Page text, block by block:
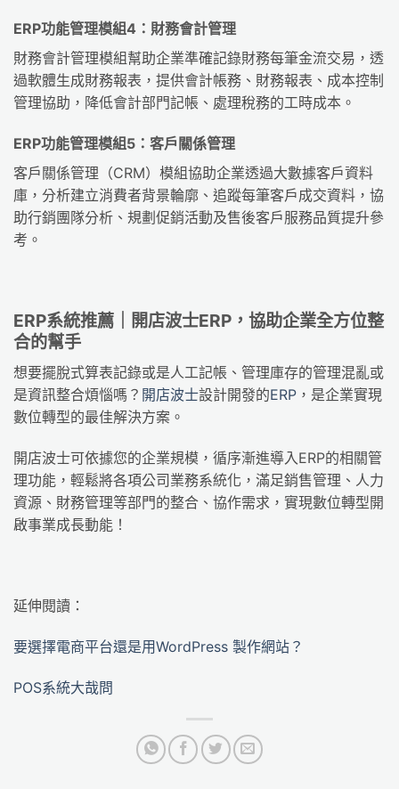
ERP功能管理模組4：財務會計管理
財務會計管理模組幫助企業準確記錄財務每筆金流交易，透
過軟體生成財務報表，提供會計帳務、財務報表、成本控制
管理協助，降低會計部門記帳、處理稅務的工時成本。
ERP功能管理模組5：客戶關係管理
客戶關係管理（CRM）模組協助企業透過大數據客戶資料
庫，分析建立消費者背景輪廓、追蹤每筆客戶成交資料，協
助行銷團隊分析、規劃促銷活動及售後客戶服務品質提升參
考。
ERP系統推薦｜開店波士ERP，協助企業全方位整
合的幫手
想要擺脫式算表記錄或是人工記帳、管理庫存的管理混亂或
是資訊整合煩惱嗎？ 開店波士設計開發的ERP ，是企業實現
數位轉型的最佳解決方案。
開店波士可依據您的企業規模，循序漸進導入ERP的相關管
理功能，輕鬆將各項公司業務系統化，滿足銷售管理、人力
資源、財務管理等部門的整合、協作需求，實現數位轉型開
啟事業成長動能！
延伸閱讀：
要選擇電商平台還是用WordPress 製作網站？
POS系統大哉問